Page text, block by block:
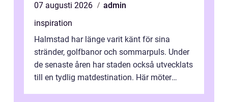
07 augusti 2026
admin
inspiration
Halmstad har länge varit känt för sina
stränder, golfbanor och sommarpuls. Under
de senaste åren har staden också utvecklats
till en tydlig matdestination. Här möter